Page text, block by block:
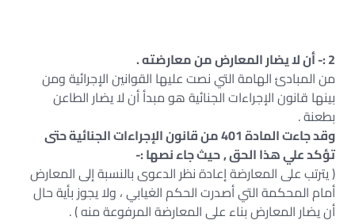
2 :- أن لا يضار المعارض من معارضته .
من المبادئ الهامة التي نصت عليها القوانين الإجرائية ومن
بينها قانون الإجراءات الجنائية هو مبدأ أن لا يضار الطاعن
بطعنة .
وقد جاءت المادة 401 من قانون الإجراءات الجنائية حتى
تؤكد علي هذا الحق ,حيث جاء نصها :-
( يترتب على المعارضة إعادة نظر الدعوى بالنسبة إلى المعارض
أمام المحكمة التي أصدرت الحكم الغيابي ، ولا يجوز بأية حال
أن يضار المعارض بناء على المعارضة المرفوعة منه ) .